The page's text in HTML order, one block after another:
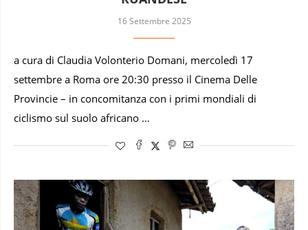
16 Settembre 2025
a cura di Claudia Volonterio Domani, mercoledì 17
settembre a Roma ore 20:30 presso il Cinema Delle
Provincie – in concomitanza con i primi mondiali di
ciclismo sul suolo africano …